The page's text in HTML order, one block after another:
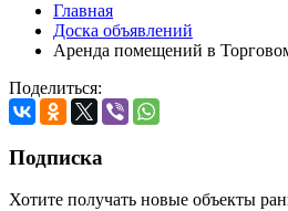
Главная
Доска объявлений
Аренда помещений в
Поделиться:
Подписка
Хотите получать новые объекты